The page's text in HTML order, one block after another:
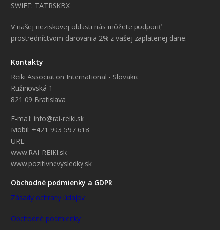
SWIFT: TATRSKBX
V našej neziskovej oblasti nás môžete podporiť
prostredníctvom darovania 2% z vašej zaplatenej dane.
Kontakty
Reiki Association International - Slovakia
Ružinovská 1
821 09 Bratislava
E-mail: info@rai-reiki.sk
Mobil: +421 903 597 618
URL:
www.RAI-REIKI.sk
www.pozitivnevysledky.sk
Obchodné podmienky a GDPR
Zásady ochrany údajov
Obchodné podmienky